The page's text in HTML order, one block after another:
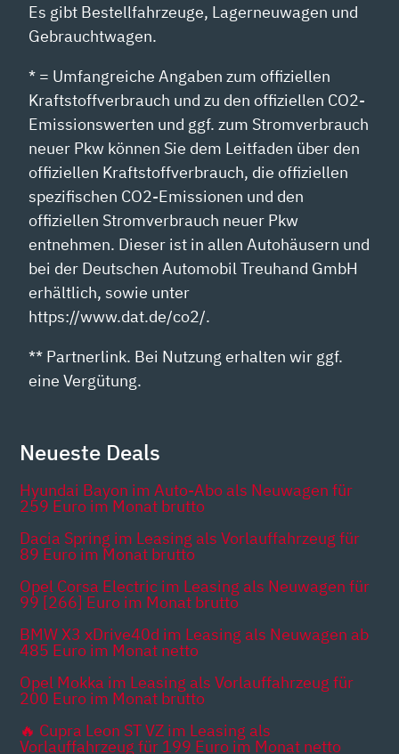
Es gibt Bestellfahrzeuge, Lagerneuwagen und
Gebrauchtwagen.
* = Umfangreiche Angaben zum offiziellen
Kraftstoffverbrauch und zu den offiziellen CO2-
Emissionswerten und ggf. zum Stromverbrauch
neuer Pkw können Sie dem Leitfaden über den
offiziellen Kraftstoffverbrauch, die offiziellen
spezifischen CO2-Emissionen und den
offiziellen Stromverbrauch neuer Pkw
entnehmen. Dieser ist in allen Autohäusern und
bei der Deutschen Automobil Treuhand GmbH
erhältlich, sowie unter
https://www.dat.de/co2/.
** Partnerlink. Bei Nutzung erhalten wir ggf.
eine Vergütung.
Neueste Deals
Hyundai Bayon im Auto-Abo als Neuwagen für
259 Euro im Monat brutto
Dacia Spring im Leasing als Vorlauffahrzeug für
89 Euro im Monat brutto
Opel Corsa Electric im Leasing als Neuwagen für
99 [266] Euro im Monat brutto
BMW X3 xDrive40d im Leasing als Neuwagen ab
485 Euro im Monat netto
Opel Mokka im Leasing als Vorlauffahrzeug für
200 Euro im Monat brutto
🔥 Cupra Leon ST VZ im Leasing als
Vorlauffahrzeug für 199 Euro im Monat netto